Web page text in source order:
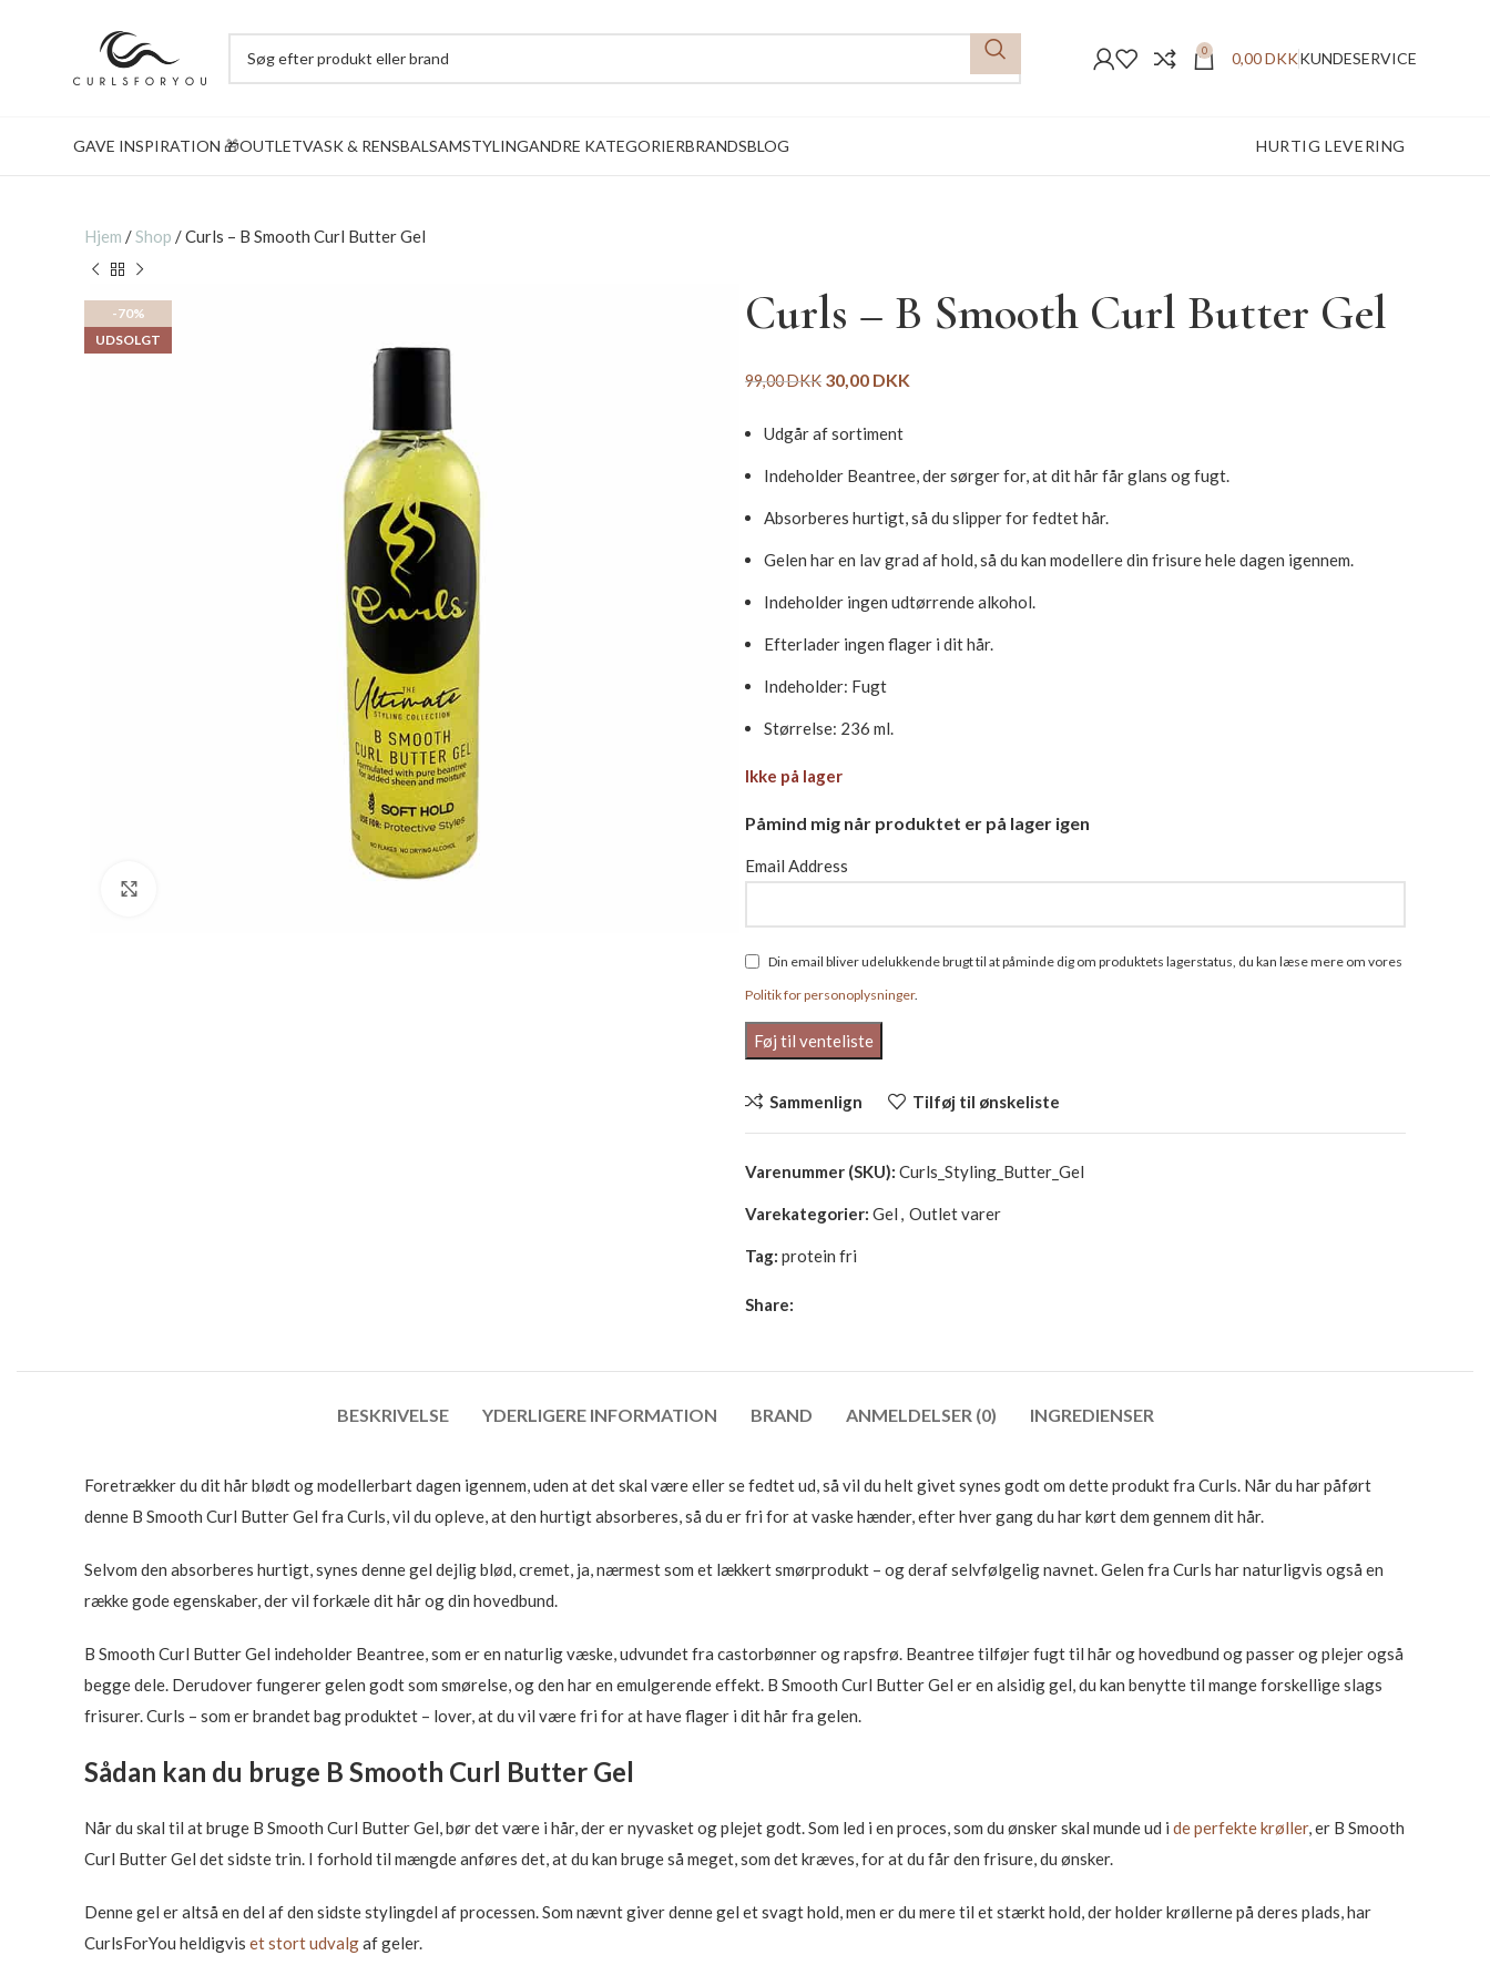
0 0,00DKKKUNDESERVICE
GAVE INSPIRATION 🎁OUTLETVASK & RENSBALSAMSTYLINGANDRE KATEGORIERBRANDSBLOG HURTIG LEVERING
FREMRAGENDE ANMELDELSER
Hjem /Shop /Curls – B Smooth Curl Butter Gel
-70%
UDSOLGT
Curls – B Smooth Curl Butter Gel
99,00DKK 30,00 DKK
Udgår af sortiment
Indeholder Beantree, der sørger for, at dit hår får glans og fugt.
Absorberes hurtigt, så du slipper for fedtet hår.
Gelen har en lav grad af hold, så du kan modellere din frisure hele dagen igennem.
Indeholder ingen udtørrende alkohol.
Efterlader ingen flager i dit hår.
Indeholder: Fugt
Størrelse: 236 ml.
Ikke på lager
Påmind mig når produktet er på lager igen
Email Address
Din email bliver udelukkende brugt til at påminde dig om produktets lagerstatus, du kan læse mere om vores
Politik for personoplysninger.
Sammenlign Tilføj til ønskeliste
Varenummer (SKU): Curls_Styling_Butter_Gel
Varekategorier: Gel , Outlet varer
Tag: protein fri
Share:
BESKRIVELSE YDERLIGERE INFORMATION BRAND ANMELDELSER (0) INGREDIENSER
Foretrækker du dit hår blødt og modellerbart dagen igennem, uden at det skal være eller se fedtet ud, så vil du helt givet synes godt om dette produkt fra Curls. Når du har påført
denne B Smooth Curl Butter Gel fra Curls, vil du opleve, at den hurtigt absorberes, så du er fri for at vaske hænder, efter hver gang du har kørt dem gennem dit hår.
Selvom den absorberes hurtigt, synes denne gel dejlig blød, cremet, ja, nærmest som et lækkert smørprodukt – og deraf selvfølgelig navnet. Gelen fra Curls har naturligvis også en
række gode egenskaber, der vil forkæle dit hår og din hovedbund.
B Smooth Curl Butter Gel indeholder Beantree, som er en naturlig væske, udvundet fra castorbønner og rapsfrø. Beantree tilføjer fugt til hår og hovedbund og passer og plejer også
begge dele. Derudover fungerer gelen godt som smørelse, og den har en emulgerende effekt. B Smooth Curl Butter Gel er en alsidig gel, du kan benytte til mange forskellige slags
frisurer. Curls – som er brandet bag produktet – lover, at du vil være fri for at have flager i dit hår fra gelen.
Sådan kan du bruge B Smooth Curl Butter Gel
Når du skal til at bruge B Smooth Curl Butter Gel, bør det være i hår, der er nyvasket og plejet godt. Som led i en proces, som du ønsker skal munde ud i de perfekte krøller, er B Smooth
Curl Butter Gel det sidste trin. I forhold til mængde anføres det, at du kan bruge så meget, som det kræves, for at du får den frisure, du ønsker.
Denne gel er altså en del af den sidste stylingdel af processen. Som nævnt giver denne gel et svagt hold, men er du mere til et stærkt hold, der holder krøllerne på deres plads, har
CurlsForYou heldigvis et stort udvalgaf geler.